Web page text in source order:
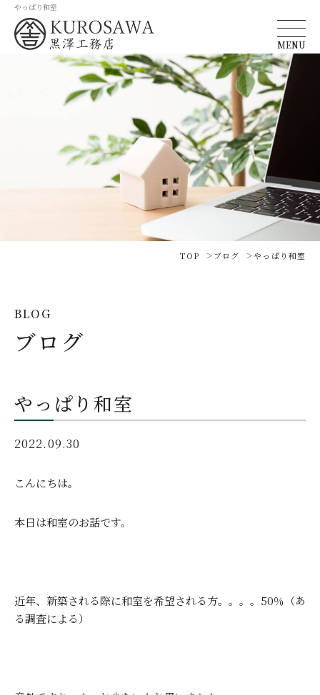
やっぱり和室
MENU
TOP ブログ やっぱり和室
BLOG
ブログ
やっぱり和室
2022.09.30
こんにちは。
本日は和室のお話です。
近年、新築される際に和室を希望される方。。。。 50％（あ
る調査による）